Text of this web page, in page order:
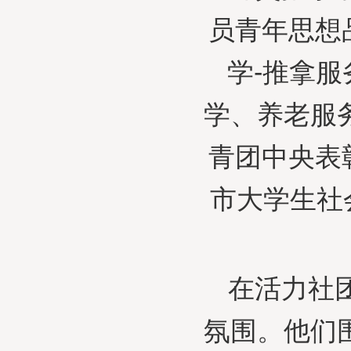
员青年思
学-推拿服
学、养老服
青团中央表
市大学生社
在活力社
氛围。他们